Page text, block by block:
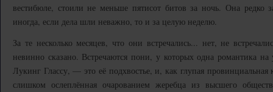
вестибюле, стоили не меньше пятисот битов за ночь. Она редко
иногда, если дела шли неважно, то и за целую неделю.
За те несколько месяцев, что они встречались... нет, не
невинно сказано. Встречаются пони, у которых одна романтика
Лукинг Глассу, — это её подхвостье, и, как глупая провинциальная
слишком ослеплённая очарованием жеребца из высшего